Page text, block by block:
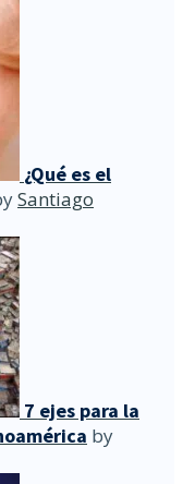
¿Qué es el
Santiago
7 ejes para la
by